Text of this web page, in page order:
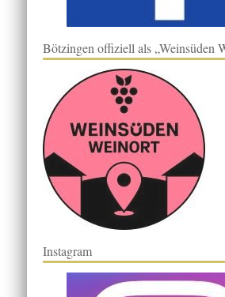
Bötzingen offiziell als „Weinsüden
Instagram